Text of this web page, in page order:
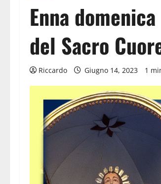
Enna
del Sacro
Riccardo Giugno 14, 2023 1